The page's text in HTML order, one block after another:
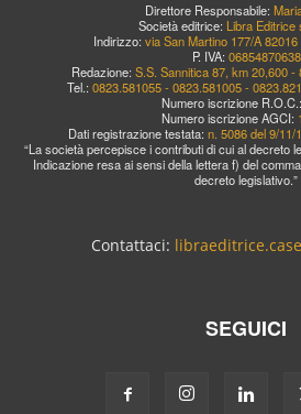
Direttore Responsabile:
Società editrice: Libra Editrice
Indirizzo: via San Martino 177/A
P. IVA: 06854870638
Redazione: S.S. Sannitica 87, km 20,600
Tel.: 0823.581055 - 0823.581005 -
Numero iscrizione R.O.C.:
Numero iscrizione AGCI:
Dati registrazione testata: n. 5086 del 9/11/
“La società percepisce i contributi di cui al decreto
Indicazione resa ai sensi della lettera f) del
decreto legislativo.”
Contattaci:
SEGUICI